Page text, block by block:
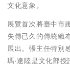
文化意象。
展覽首次將臺中市
失傳已久的傳統織
展出。張主任特別
瑪‧達陸是文化部